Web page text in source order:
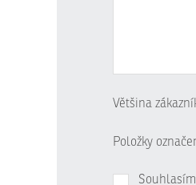
Většina
Položky